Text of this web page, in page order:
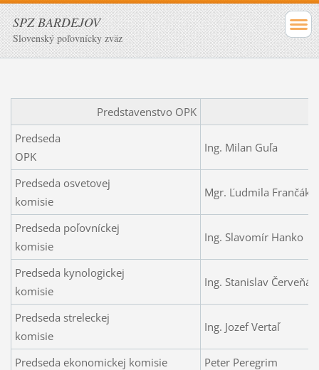
SPZ BARDEJOV
Slovenský poľovnícky zväz
Predstavenstvo OPK
Predseda
OPK
Ing. Milan Guľa
Predseda osvetovej
komisie
Mgr. Ľudmila
Predseda poľovníckej
komisie
Ing. Slavomír Hanko
Predseda kynologickej
komisie
Ing. Stanislav
Predseda streleckej
komisie
Ing. Jozef Vertaľ
Predseda ekonomickej komisie
Peter Peregrim